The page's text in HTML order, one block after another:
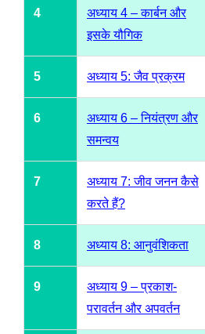
4
अध्याय 4 – कार्बन और
इसके यौगिक
5 अध्याय 5: जैव प्रक्रम
6
अध्याय 6 – नियंत्रण और
समन्वय
7
अध्याय 7: जीव जनन कैसे
करते हैं?
8 अध्याय 8: आनुवंशिकता
9
अध्याय 9 – प्रकाश-
परावर्तन और अपवर्तन